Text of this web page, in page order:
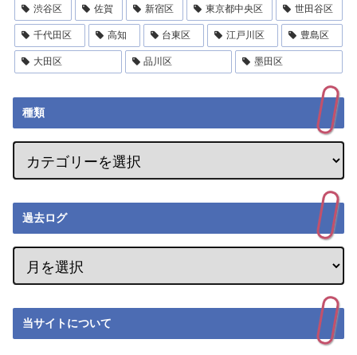
渋谷区 佐賀 新宿区 東京都中央区 世田谷区
千代田区 高知 台東区 江戸川区 豊島区
大田区 品川区 墨田区
種類
過去ログ
当サイトについて